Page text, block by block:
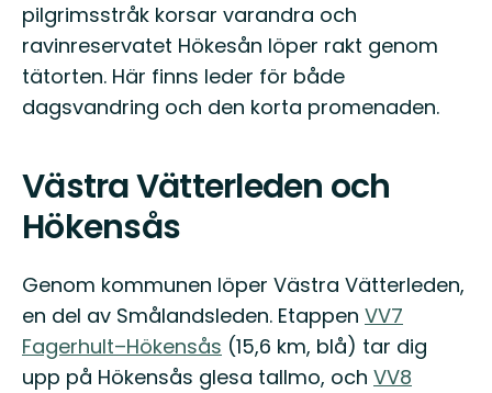
pilgrimsstråk korsar varandra och
ravinreservatet Hökesån löper rakt genom
tätorten. Här finns leder för både
dagsvandring och den korta promenaden.
Västra Vätterleden och
Hökensås
Genom kommunen löper Västra Vätterleden,
en del av Smålandsleden. Etappen VV7
Fagerhult–Hökensås (15,6 km, blå) tar dig
upp på Hökensås glesa tallmo, och VV8